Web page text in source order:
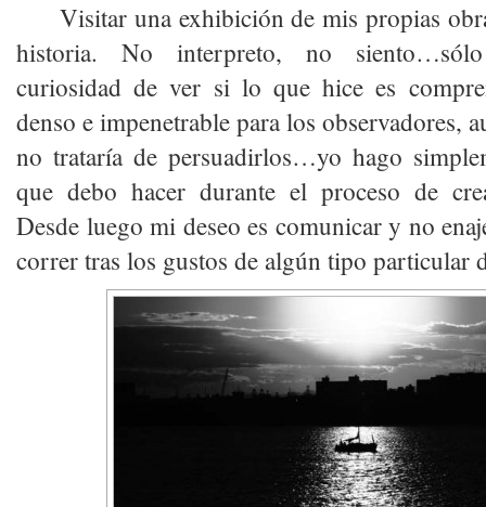
Visitar una exhibición de mis propias
historia. No interpreto, no
curiosidad de ver si lo que hice es
denso e impenetrable para los observadores,
no trataría de persuadirlos…yo hago
que debo hacer durante el proceso de
Desde luego mi deseo es comunicar y no
correr tras los gustos de algún tipo particular